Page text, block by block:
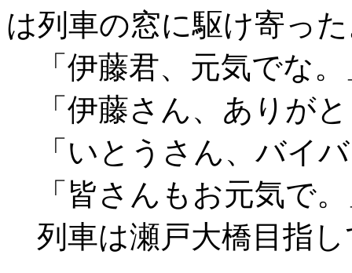
は列車の窓に駆け寄っ
「伊藤君、元気でな。
「伊藤さん、ありが
「いとうさん、バイ
「皆さんもお元気で
列車は瀬戸大橋目指し